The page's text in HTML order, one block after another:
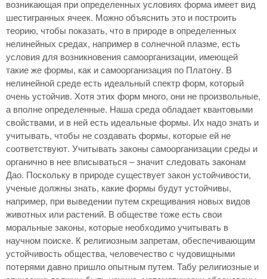
возникающая при определенных условиях форма имеет вид
шестигранных ячеек. Можно объяснить это и построить
теорию, чтобы показать, что в природе в определенных
нелинейных средах, например в солнечной плазме, есть
условия для возникновения самоорганизации, имеющей
такие же формы, как и самоорганизация по Платону. В
нелинейной среде есть идеальный спектр форм, который
очень устойчив. Хотя этих форм много, они не произвольные,
а вполне определенные. Наша среда обладает квантовыми
свойствами, и в ней есть идеальные формы. Их надо знать и
учитывать, чтобы не создавать формы, которые ей не
соответствуют. Учитывать законы самоорганизации среды и
органично в нее вписываться – значит следовать законам
Дао. Поскольку в природе существует закон устойчивости,
ученые должны знать, какие формы будут устойчивы,
например, при выведении путем скрещивания новых видов
животных или растений. В обществе тоже есть свои
моральные законы, которые необходимо учитывать в
научном поиске. К религиозным запретам, обеспечивающим
устойчивость общества, человечество с чудовищными
потерями давно пришло опытным путем. Табу религиозные и